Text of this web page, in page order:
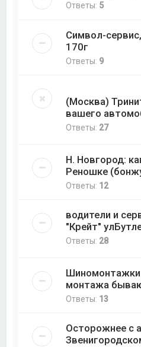
Ответы: 5
Символ-
170г
Ответы: 9
(Москва)
вашего
Ответы: 27
Н. Новгород:
Реношке
Ответы: 12
водители и
"Крейт"
Ответы: 28
монтажа
Ответы: 13
Осторожнее с